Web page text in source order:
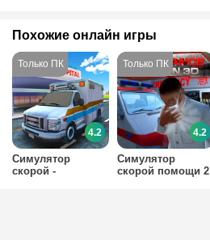
Похожие онлайн игры
Симулятор
скорой -
4.2
Симулятор
скорой помощи 2
4.2